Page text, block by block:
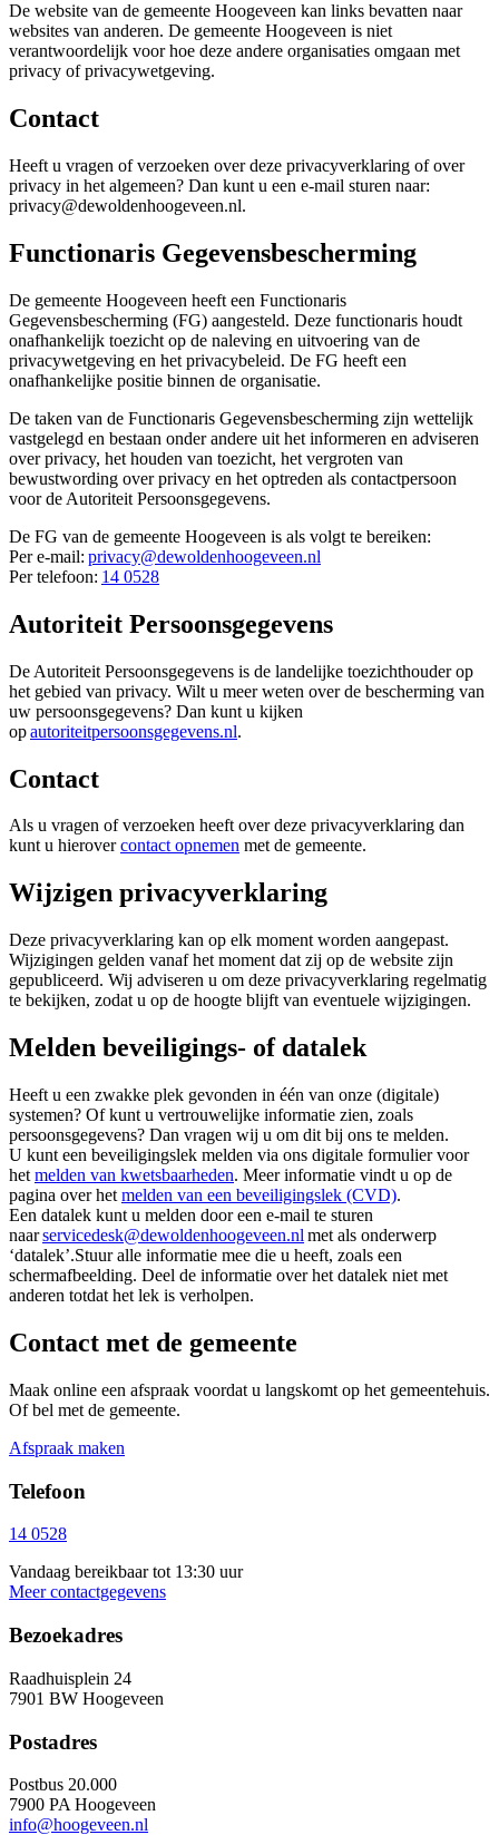
De website van de gemeente Hoogeveen kan links bevatten naar
websites van anderen. De gemeente Hoogeveen is niet
verantwoordelijk voor hoe deze andere organisaties omgaan met
privacy of privacywetgeving.
Contact
Heeft u vragen of verzoeken over deze privacyverklaring of over
privacy in het algemeen? Dan kunt u een e‑mail sturen naar:
privacy@dewoldenhoogeveen.nl.
Functionaris Gegevensbescherming
De gemeente Hoogeveen heeft een Functionaris
Gegevensbescherming (FG) aangesteld. Deze functionaris houdt
onafhankelijk toezicht op de naleving en uitvoering van de
privacywetgeving en het privacybeleid. De FG heeft een
onafhankelijke positie binnen de organisatie.
De taken van de Functionaris Gegevensbescherming zijn wettelijk
vastgelegd en bestaan onder andere uit het informeren en adviseren
over privacy, het houden van toezicht, het vergroten van
bewustwording over privacy en het optreden als contactpersoon
voor de Autoriteit Persoonsgegevens.
De FG van de gemeente Hoogeveen is als volgt te bereiken:
Per e-mail: privacy@dewoldenhoogeveen.nl
Per telefoon: 14 0528
Autoriteit Persoonsgegevens
De Autoriteit Persoonsgegevens is de landelijke toezichthouder op
het gebied van privacy. Wilt u meer weten over de bescherming van
uw persoonsgegevens? Dan kunt u kijken
opautoriteitpersoonsgegevens.nl.
Contact
Als u vragen of verzoeken heeft over deze privacyverklaring dan
kunt u hierovercontact opnemen met de gemeente.
Wijzigen privacyverklaring
Deze privacyverklaring kan op elk moment worden aangepast.
Wijzigingen gelden vanaf het moment dat zij op de website zijn
gepubliceerd. Wij adviseren u om deze privacyverklaring regelmatig
te bekijken, zodat u op de hoogte blijft van eventuele wijzigingen.
Melden beveiligings- of datalek
Heeft u een zwakke plek gevonden in één van onze (digitale)
systemen? Of kunt u vertrouwelijke informatie zien, zoals
persoonsgegevens? Dan vragen wij u om dit bij ons te melden.
U kunt een beveiligingslek melden via ons digitale formulier voor
het melden van kwetsbaarheden. Meer informatie vindt u op de
pagina over het melden van een beveiligingslek (CVD).
Een datalek kunt u melden door een e-mail te sturen
naarservicedesk@dewoldenhoogeveen.nl met als onderwerp
‘datalek’.Stuur alle informatie mee die u heeft, zoals een
schermafbeelding. Deel de informatie over het datalek niet met
anderen totdat het lek is verholpen.
Contact met de gemeente
Maak online een afspraak voordat u langskomt op het gemeentehuis.
Of bel met de gemeente.
Afspraak maken
Telefoon
14 0528
Vandaag bereikbaar tot 13:30 uur
Meer contactgegevens
Bezoekadres
Raadhuisplein 24
7901 BW Hoogeveen
Postadres
Postbus 20.000
7900 PA Hoogeveen
info@hoogeveen.nl